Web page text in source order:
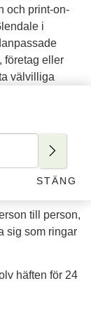
och print-on-
i
företag eller
välvilliga
till lycka-
eller
till person,
sig som ringar
häften för 24
STÄNG